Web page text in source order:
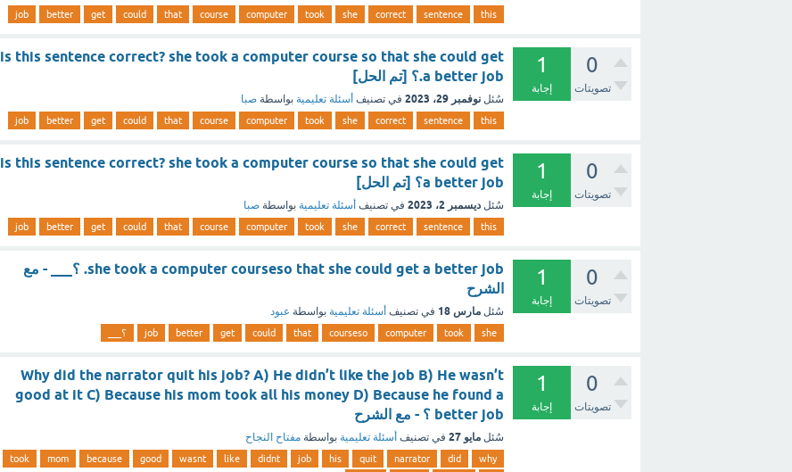
this
sentence
correct
she
took
computer
course
that
could
get
better
job
0
تصويتات
1
إجابة
is this sentence correct? she took a computer course so that she could get
a better job.؟ [تم الحل]
سُئل نوفمبر 29، 2023 في تصنيف أسئلة تعليمية بواسطة صبا
this
sentence
correct
she
took
computer
course
that
could
get
better
job
0
تصويتات
1
إجابة
is this sentence correct? she took a computer course so that she could get
a better job؟ [تم الحل]
سُئل ديسمبر 2، 2023 في تصنيف أسئلة تعليمية بواسطة صبا
this
sentence
correct
she
took
computer
course
that
could
get
better
job
0
تصويتات
1
إجابة
she took a computer courseso that she could get a better job. ؟___ - مع
الشرح
سُئل مارس 18 في تصنيف أسئلة تعليمية بواسطة عبود
she
took
computer
courseso
that
could
get
better
job ؟___
0
تصويتات
1
إجابة
Why did the narrator quit his job? A) He didn’t like the job B) He wasn’t
good at it C) Because his mom took all his money D) Because he found a
better job ؟ - مع الشرح
سُئل مايو 27 في تصنيف أسئلة تعليمية بواسطة مفتاح النجاح
why
did
narrator
quit
his
job
didnt
like
wasnt
good
because
mom
took